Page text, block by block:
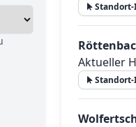
Aktueller